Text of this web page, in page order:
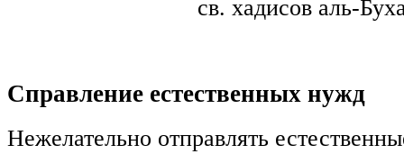
св. хадисов аль-
Справление естественных нужд
Нежелательно отправлять